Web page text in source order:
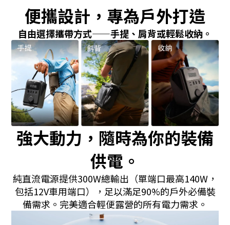
便攜設計，專為戶外打造
自由選擇攜帶方式——手提、肩背或輕鬆收納。
強大動力，隨時為你的裝備
供電。
純直流電源提供300W總輸出（單端口最高140W，
包括12V車用端口），足以滿足90%的戶外必備裝
備需求。完美適合輕便露營的所有電力需求。